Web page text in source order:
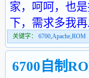
家，呵呵，也
下，需求多我再
关键字： 6700,Apache,ROM
6700自制